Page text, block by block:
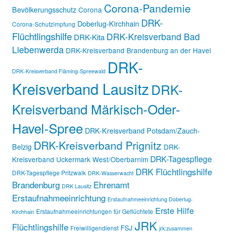
Bevölkerungsschutz Corona Corona-Pandemie
Corona-Schutzimpfung Doberlug-Kirchhain DRK-
Flüchtlingshilfe DRK-Kita DRK-Kreisverband Bad
Liebenwerda DRK-Kreisverband Brandenburg an der Havel
DRK-Kreisverband Fläming-Spreewald DRK-
Kreisverband LausitzDRK-
Kreisverband Märkisch-Oder-
Havel-Spree DRK-Kreisverband Potsdam/Zauch-
Belzig DRK-Kreisverband Prignitz DRK-
Kreisverband Uckermark West/Oberbarnim DRK-Tagespflege
DRK-Tagespflege Pritzwalk DRK-Wasserwacht DRK Flüchtlingshilfe
Brandenburg DRK Lausitz Ehrenamt
Erstaufnahmeeinrichtung Erstaufnahmeeinrichtung Doberlug-
Kirchhain Erstaufnahmeeinrichtungen für Geflüchtete Erste Hilfe
Flüchtlingshilfe Freiwilligendienst FSJ JRK jrk:zusammen